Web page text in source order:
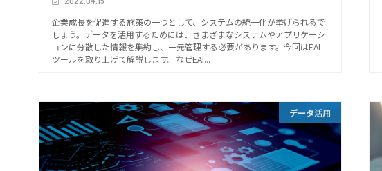
企業成長を促進する施策の一つとして、システムの統一化が挙げられるで
しょう。データを活用するためには、さまざまなシステムやアプリケーシ
ョンに分散した情報を集約し、一元管理する必要があります。今回はEAI
ツールを取り上げて解説します。なぜEAI...
データ活用